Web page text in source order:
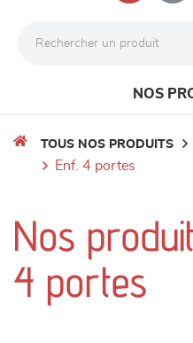
NOS
séjours
meubles de complément
TOUS NOS PRODUITS
enf. 4 portes
Nos
4 portes